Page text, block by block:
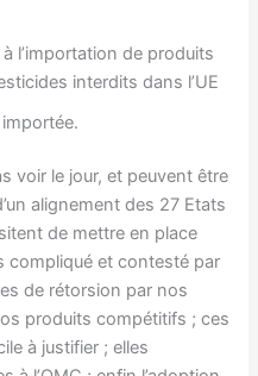
l’importation de produits
interdits dans l’UE
voir le jour, et peuvent être
alignement des 27 Etats
de mettre en place
compliqué et contesté par
de rétorsion par nos
produits compétitifs ; ces
à justifier ; elles